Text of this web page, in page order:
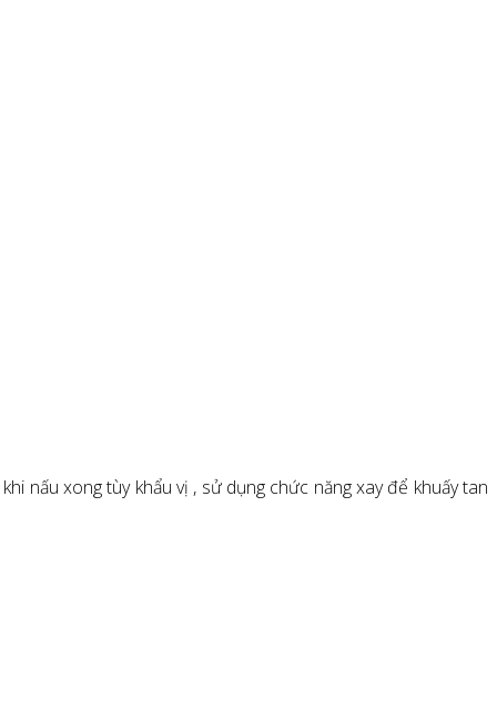
nấu xong tùy khẩu vị , sử dụng chức năng xay để khuấy tan